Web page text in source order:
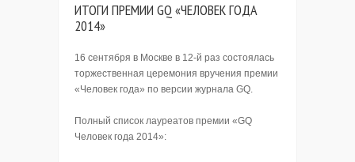
ИТОГИ ПРЕМИИ GQ «ЧЕЛОВЕК ГОДА
2014»
16 сентября в Москве в 12-й раз состоялась
торжественная церемония вручения премии
«Человек года» по версии журнала GQ.
Полный список лауреатов премии «GQ
Человек года 2014»: